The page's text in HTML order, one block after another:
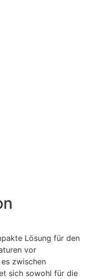
Lösung für den
vor
zwischen
sich sowohl für die